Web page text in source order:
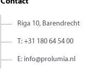
Contact
Riga 10, Barendrecht
T: +31 180 64 54 00
E: info@prolumia.nl